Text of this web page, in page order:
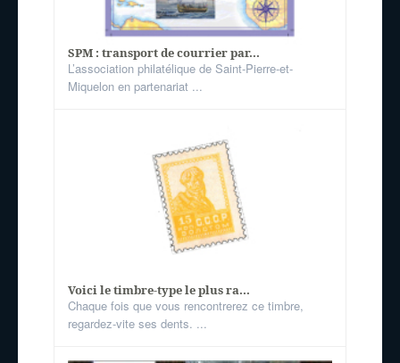
SPM : transport de courrier par...
L’association philatélique de Saint-Pierre-et-
Miquelon en partenariat ...
Voici le timbre-type le plus ra...
Chaque fois que vous rencontrerez ce timbre,
regardez-vite ses dents. ...